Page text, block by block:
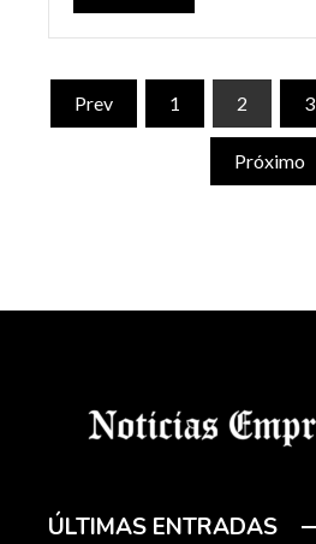
Paginación
Prev 1 2 3
Próximo
ÚLTIMAS ENTRADAS